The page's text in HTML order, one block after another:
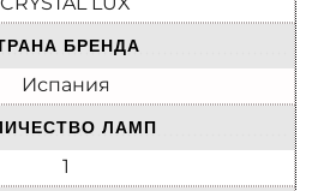
БРЕНДА
Испания
ЛАМП
1